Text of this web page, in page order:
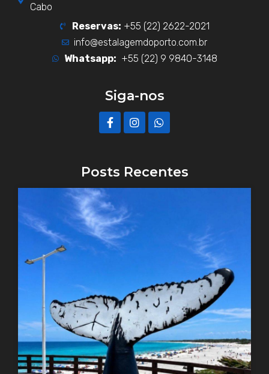
Cabo
Reservas: +55 (22) 2622-2021
info@estalagemdoporto.com.br
Whatsapp: +55 (22) 9 9840-3148
Siga-nos
F
a
c
o
o
k
-
f
I
n
s
g
r
a
W
h
a
a
p
p
Posts Recentes